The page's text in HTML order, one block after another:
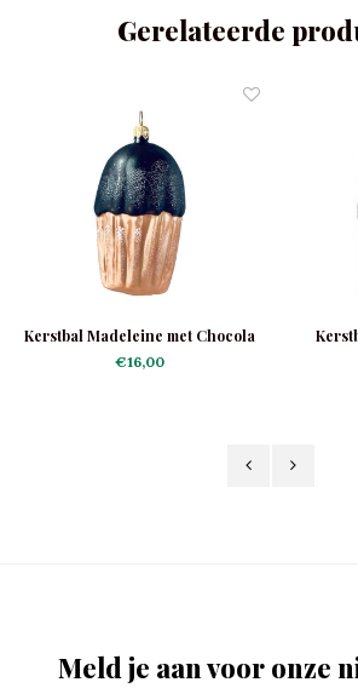
Gerelateerde
Kerstbal Madeleine met Chocola
€16,00
Meld je aan voor onze